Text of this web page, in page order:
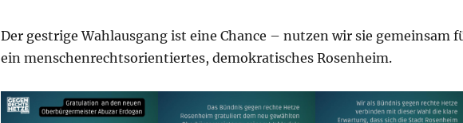
Der gestrige Wahlausgang ist eine Chance – nutzen wir sie gemeinsam
ein menschenrechtsorientiertes, demokratisches Rosenheim.